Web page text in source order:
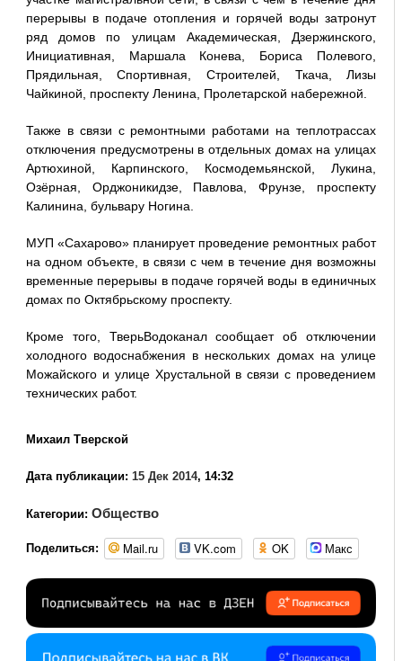
перерывы в подаче отопления и горячей воды затронут
ряд домов по улицам Академическая, Дзержинского,
Инициативная, Маршала Конева, Бориса Полевого,
Прядильная, Спортивная, Строителей, Ткача, Лизы
Чайкиной, проспекту Ленина, Пролетарской набережной.
Также в связи с ремонтными работами на теплотрассах
отключения предусмотрены в отдельных домах на улицах
Артюхиной, Карпинского, Космодемьянской, Лукина,
Озёрная, Орджоникидзе, Павлова, Фрунзе, проспекту
Калинина, бульвару Ногина.
МУП «Сахарово» планирует проведение ремонтных работ
на одном объекте, в связи с чем в течение дня возможны
временные перерывы в подаче горячей воды в единичных
домах по Октябрьскому проспекту.
Кроме того, ТверьВодоканал сообщает об отключении
холодного водоснабжения в нескольких домах на улице
Можайского и улице Хрустальной в связи с проведением
технических работ.
Михаил Тверской
Дата публикации: 15 Дек 2014, 14:32
Категории: Общество
Поделиться: Mail.ru VK.com OK Макс